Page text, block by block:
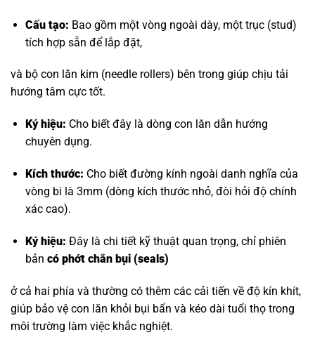
Cấu tạo: Bao gồm một vòng ngoài dày, một trục (stud)
tích hợp sẵn để lắp đặt,
và bộ con lăn kim (needle rollers) bên trong giúp chịu tải
hướng tâm cực tốt.
Ký hiệu: Cho biết đây là dòng con lăn dẫn hướng
chuyên dụng.
Kích thước: Cho biết đường kính ngoài danh nghĩa của
vòng bi là 3mm (dòng kích thước nhỏ, đòi hỏi độ chính
xác cao).
Ký hiệu: Đây là chi tiết kỹ thuật quan trọng, chỉ phiên
bản có phớt chắn bụi (seals)
ở cả hai phía và thường có thêm các cải tiến về độ kín khít,
giúp bảo vệ con lăn khỏi bụi bẩn và kéo dài tuổi thọ trong
môi trường làm việc khắc nghiệt.